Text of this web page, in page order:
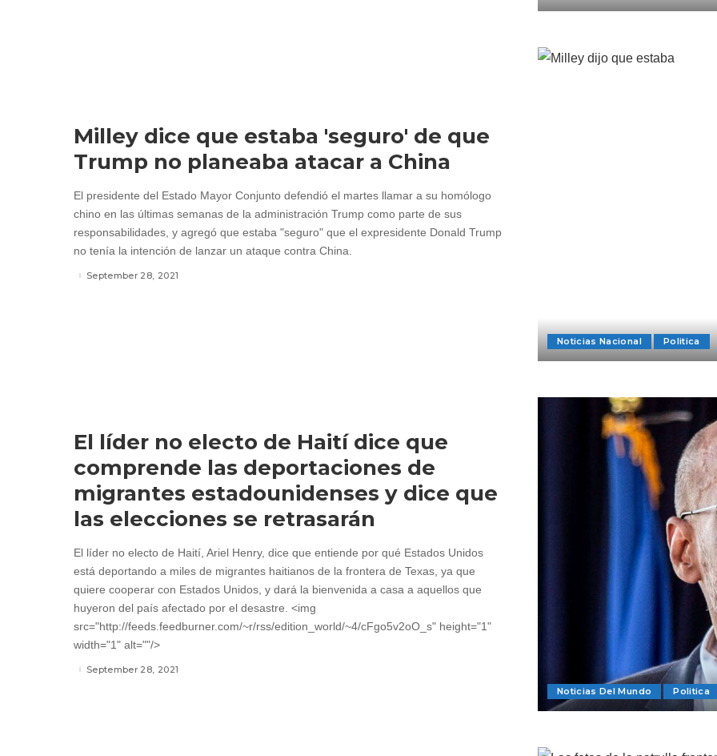
Noticias Nacional Politica
Milley dice que estaba 'seguro' de que
Trump no planeaba atacar a China
El presidente del Estado Mayor Conjunto defendió el martes llamar a su homólogo
chino en las últimas semanas de la administración Trump como parte de sus
responsabilidades, y agregó que estaba "seguro" que el expresidente Donald Trump
no tenía la intención de lanzar un ataque contra China.
September 28, 2021
Noticias Del Mundo Politica
El líder no electo de Haití dice que
comprende las deportaciones de
migrantes estadounidenses y dice que
las elecciones se retrasarán
El líder no electo de Haití, Ariel Henry, dice que entiende por qué Estados Unidos
está deportando a miles de migrantes haitianos de la frontera de Texas, ya que
quiere cooperar con Estados Unidos, y dará la bienvenida a casa a aquellos que
huyeron del país afectado por el desastre. <img
src="http://feeds.feedburner.com/~r/rss/edition_world/~4/cFgo5v2oO_s" height="1"
width="1" alt=""/>
September 28, 2021